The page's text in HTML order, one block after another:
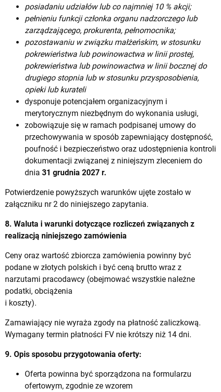
posiadaniu udziałów lub co najmniej 10 % akcji;
pełnieniu funkcji członka organu nadzorczego lub
zarządzającego, prokurenta, pełnomocnika;
pozostawaniu w związku małżeńskim, w stosunku
pokrewieństwa lub powinowactwa w linii prostej,
pokrewieństwa lub powinowactwa w linii bocznej do
drugiego stopnia lub w stosunku przysposobienia,
opieki lub kurateli
dysponuje potencjałem organizacyjnym i
merytorycznym niezbędnym do wykonania usługi,
zobowiązuje się w ramach podpisanej umowy do
przechowywania w sposób zapewniający dostępność,
poufność i bezpieczeństwo oraz udostępnienia kontroli
dokumentacji związanej z niniejszym zleceniem do
dnia 31 grudnia 2027 r.
Potwierdzenie powyższych warunków ujęte zostało w
załączniku nr 2 do niniejszego zapytania.
8. Waluta i warunki dotyczące rozliczeń związanych z
realizacją niniejszego zamówienia
Ceny oraz wartość zbiorcza zamówienia powinny być
podane w złotych polskich i być ceną brutto wraz z
narzutami pracodawcy (obejmować wszystkie należne
podatki, obciążenia
i koszty).
Zamawiający nie wyraża zgody na płatność zaliczkową.
Wymagany termin płatności FV nie krótszy niż 14 dni.
9. Opis sposobu przygotowania oferty:
Oferta powinna być sporządzona na formularzu
ofertowym, zgodnie ze wzorem